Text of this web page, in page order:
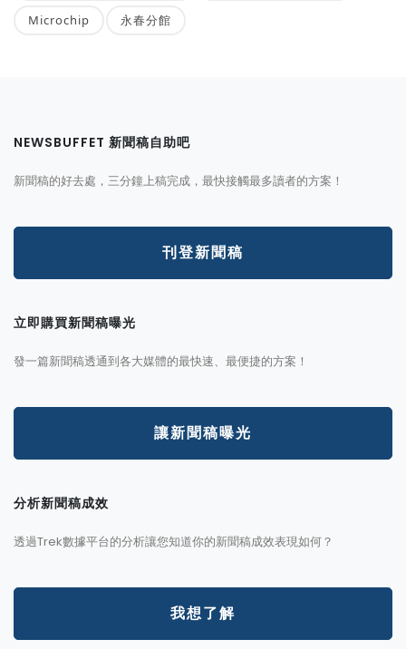
Microchip 永春分館
NEWSBUFFET 新聞稿自助吧
新聞稿的好去處，三分鐘上稿完成，最快接觸最多讀者的方案！
刊登新聞稿
立即購買新聞稿曝光
發一篇新聞稿透通到各大媒體的最快速、最便捷的方案！
讓新聞稿曝光
分析新聞稿成效
透過Trek數據平台的分析讓您知道你的新聞稿成效表現如何？
我想了解